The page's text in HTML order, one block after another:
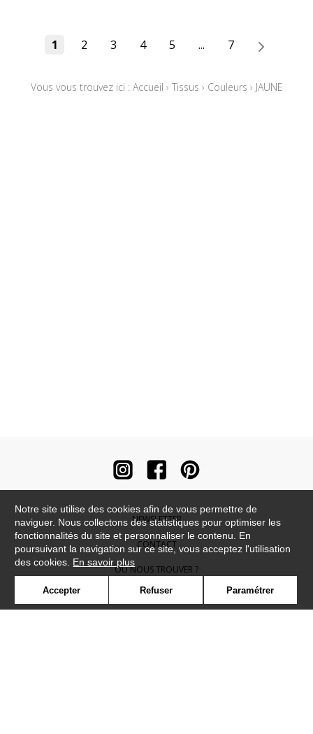
1 2 3 4 5 ... 7
Vous vous trouvez ici : Accueil › Tissus › Couleurs › JAUNE
NEWSLETTER
CONTACT
OÙ NOUS TROUVER ?
CONTRACT
Notre site utilise des cookies afin de vous permettre de
naviguer. Nous collectons des statistiques pour optimiser les
fonctionnalités du site et personnaliser le contenu. En
poursuivant la navigation sur ce site, vous acceptez l'utilisation
des cookies. En savoir plus
Accepter Refuser Paramétrer